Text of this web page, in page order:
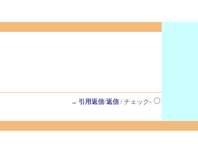
→ 引用返信/返信/ チェック-